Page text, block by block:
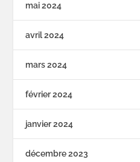
mai 2024
avril 2024
mars 2024
février 2024
janvier 2024
décembre 2023